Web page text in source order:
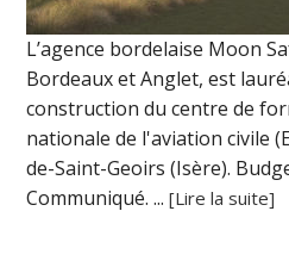
L’agence bordelaise Moon
Bordeaux et Anglet, est
construction du centre de
nationale de l'aviation civile
de-Saint-Geoirs (Isère).
Communiqué. ...[Lire la suite]